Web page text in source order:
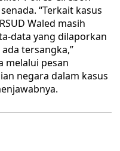
“Terkait kasus
Waled masih
data yang dilaporkan
tersangka,”
melalui pesan
negara dalam kasus